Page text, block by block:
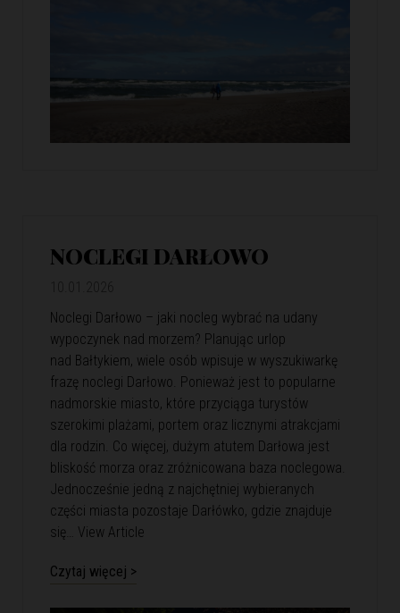
NOCLEGI DARŁOWO
Noclegi Darłowo – jaki nocleg wybrać na udany
wypoczynek nad morzem? Planując urlop
nad Bałtykiem, wiele osób wpisuje w wyszukiwarkę
frazę noclegi Darłowo. Ponieważ jest to popularne
nadmorskie miasto, które przyciąga turystów
szerokimi plażami, portem oraz licznymi atrakcjami
dla rodzin. Co więcej, dużym atutem Darłowa jest
bliskość morza oraz zróżnicowana baza noclegowa.
Jednocześnie jedną z najchętniej wybieranych
części miasta pozostaje Darłówko, gdzie znajduje
się… View Article
Czytaj więcej >